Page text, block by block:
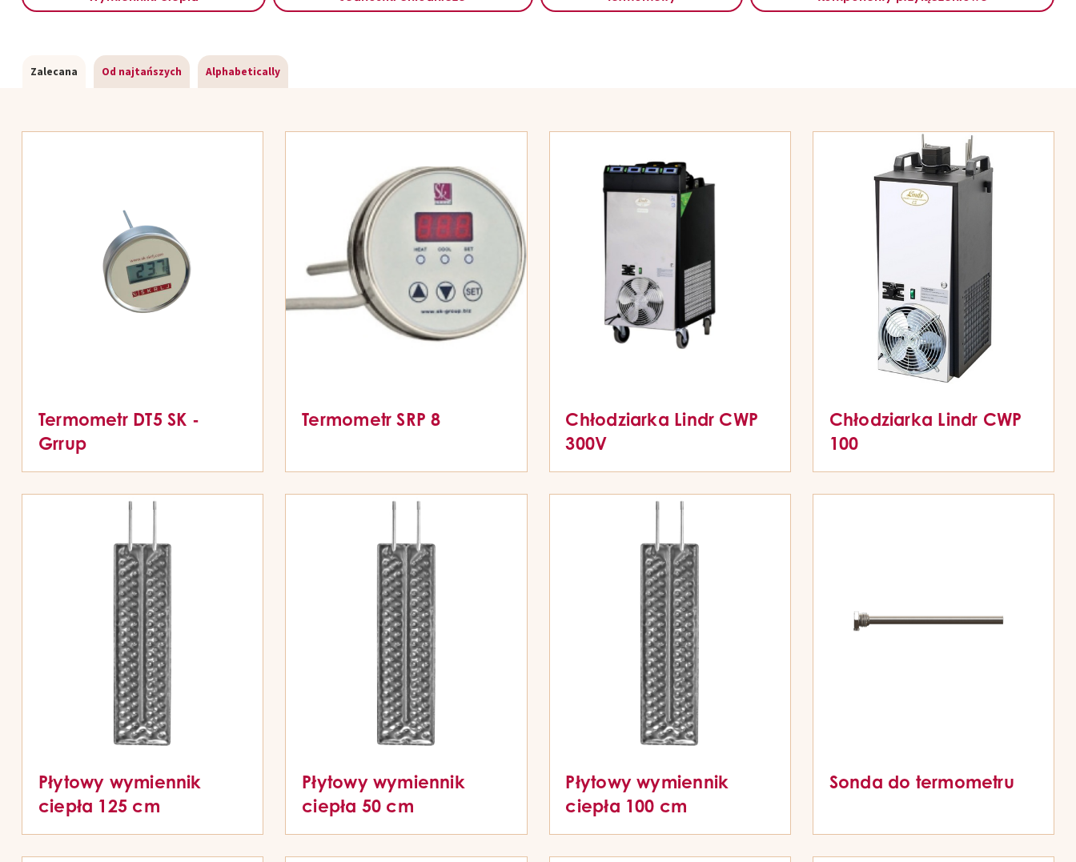
Zalecana Od najtańszych Alphabetically
Termometr DT5 SK -
Grrup
Termometr SRP 8
Chłodziarka Lindr CWP
300V
Chłodziarka Lindr CWP
100
Płytowy wymiennik
ciepła 125 cm
Płytowy wymiennik
ciepła 50 cm
Płytowy wymiennik
ciepła 100 cm
Sonda do termometru